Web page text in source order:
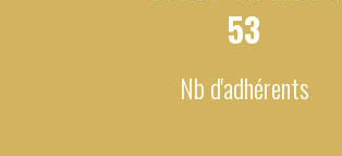
53
Nb d'adhérents